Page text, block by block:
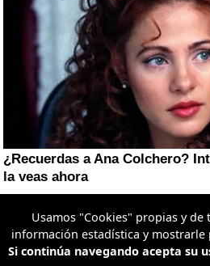
Usamos "Cookies" propias y
información estadística y
Si continúa navegando acepta su